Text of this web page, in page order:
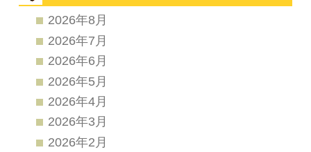
2026年8月
2026年7月
2026年6月
2026年5月
2026年4月
2026年3月
2026年2月